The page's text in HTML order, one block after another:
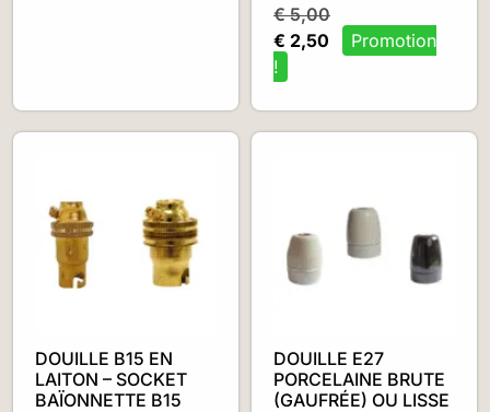
€5,00
€ 2,50
DOUILLE B15 EN
LAITON – SOCKET
BAÏONNETTE B15
DOUILLE E27
PORCELAINE BRUTE
(GAUFRÉE) OU LISSE